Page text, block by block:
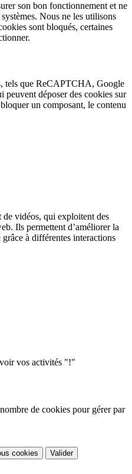
son bon fonctionnement et ne
Nous ne les utilisons
sont bloqués, certaines
tels que ReCAPTCHA, Google
déposer des cookies sur
un composant, le contenu
de vidéos, qui exploitent des
Ils permettent d’améliorer la
à différentes interactions
vos activités "!"
de cookies pour gérer par
cookies Valider